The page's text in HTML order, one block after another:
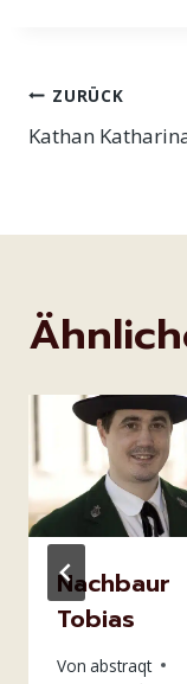
ZURÜCK
Kathan
Nachbaur
Tobias
Von abstraqt